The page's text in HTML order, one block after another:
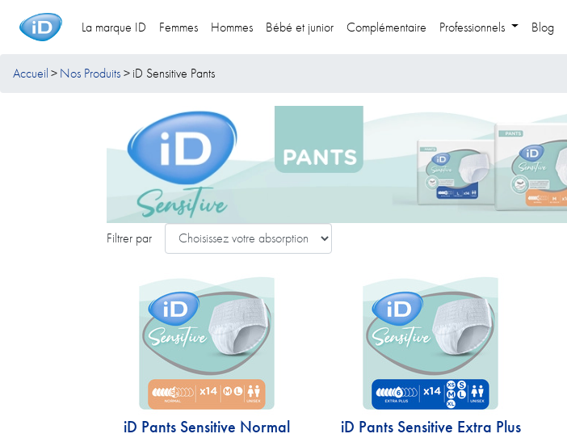
La marque ID Femmes Hommes Bébé et junior Complémentaire Professionnels Blog
Accueil Nos Produits iD Sensitive Pants
Filtrer par
iD Pants Sensitive Normal iD Pants Sensitive Extra Plus